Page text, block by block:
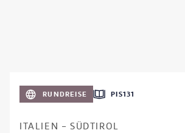
RUNDREISE PIS131
ITALIEN - SÜDTIROL